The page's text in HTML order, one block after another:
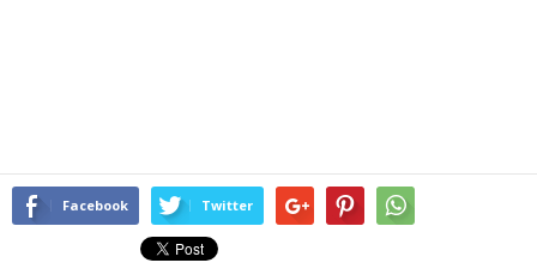
Facebook Twitter